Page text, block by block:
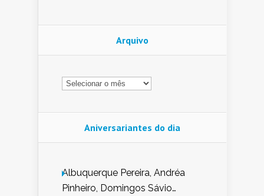
Arquivo
Arquivo
Aniversariantes do dia
Albuquerque Pereira, Andréa
Pinheiro, Domingos Sávio